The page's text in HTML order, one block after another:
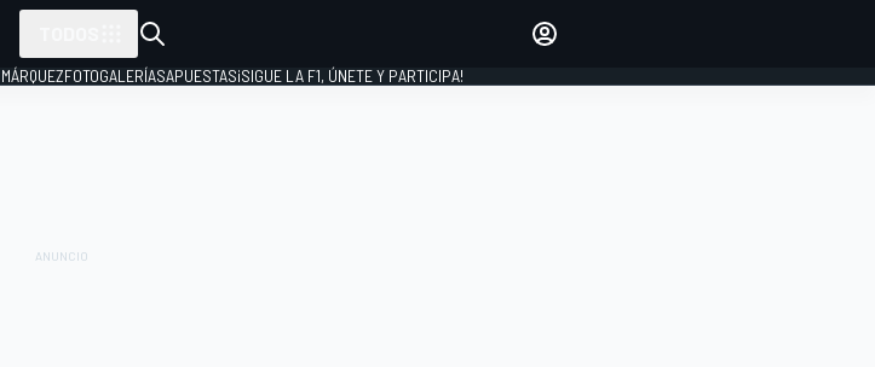
FOTOGALERÍASAPUESTAS¡SIGUE LA F1, ÚNETE Y PARTICIPA!